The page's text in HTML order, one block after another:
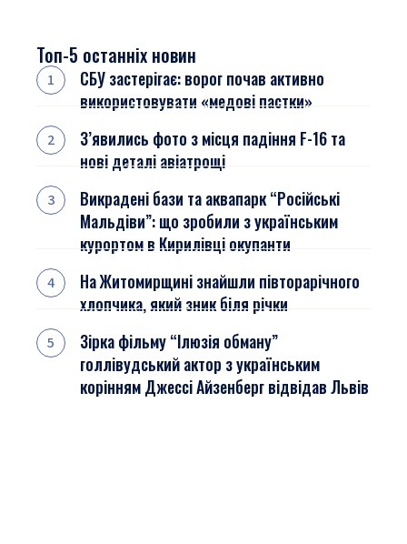
Топ-5 останніх новин
СБУ застерігає: ворог почав активно
використовувати «медові пастки»
З’явились фото з місця падіння F-16 та
нові деталі авіатрощі
Викрадені бази та аквапарк “Російські
Мальдіви”: що зробили з українським
курортом в Кирилівці окупанти
На Житомирщині знайшли півторарічного
хлопчика, який зник біля річки
Зірка фільму “Ілюзія обману”
голлівудський актор з українським
корінням Джессі Айзенберг відвідав Львів